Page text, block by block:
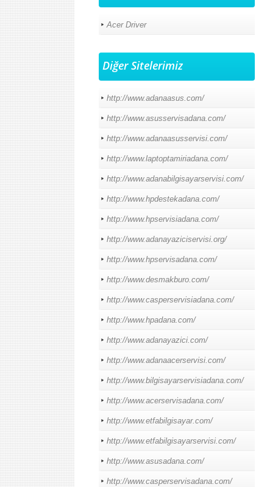
Acer Driver
Diğer Sitelerimiz
http://www.adanaasus.com/
http://www.asusservisadana.com/
http://www.adanaasusservisi.com/
http://www.laptoptamiriadana.com/
http://www.adanabilgisayarservisi.com/
http://www.hpdestekadana.com/
http://www.hpservisiadana.com/
http://www.adanayaziciservisi.org/
http://www.hpservisadana.com/
http://www.desmakburo.com/
http://www.casperservisiadana.com/
http://www.hpadana.com/
http://www.adanayazici.com/
http://www.adanaacerservisi.com/
http://www.bilgisayarservisiadana.com/
http://www.acerservisadana.com/
http://www.etfabilgisayar.com/
http://www.etfabilgisayarservisi.com/
http://www.asusadana.com/
http://www.casperservisadana.com/